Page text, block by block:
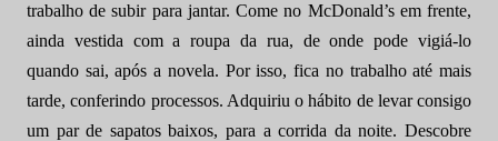
trabalho de subir para jantar. Come no McDonald’s em frente,
ainda vestida com a roupa da rua, de onde pode vigiá-lo
quando sai, após a novela. Por isso, fica no trabalho até mais
tarde, conferindo processos. Adquiriu o hábito de levar consigo
um par de sapatos baixos, para a corrida da noite. Descobre